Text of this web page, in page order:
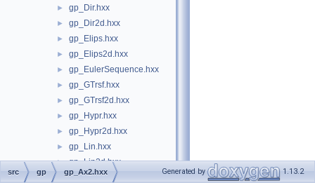
► gp_Dir.hxx
► gp_Dir2d.hxx
► gp_Elips.hxx
► gp_Elips2d.hxx
► gp_EulerSequence.hxx
► gp_GTrsf.hxx
► gp_GTrsf2d.hxx
► gp_Hypr.hxx
► gp_Hypr2d.hxx
► gp_Lin.hxx
► gp_Lin2d.hxx
gp_Mat.hxx
src gp gp_Ax2.hxx Generated by 1.13.2